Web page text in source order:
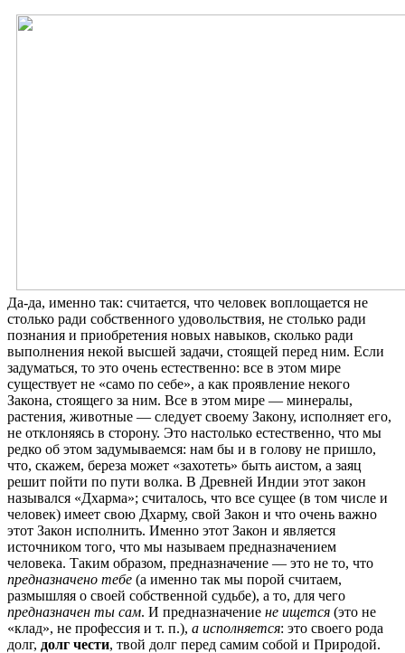
Да-да, именно так: считается, что человек воплощается не
столько ради собственного удовольствия, не столько ради
познания и приобретения новых навыков, сколько ради
выполнения некой высшей задачи, стоящей перед ним. Если
задуматься, то это очень естественно: все в этом мире
существует не «само по себе», а как проявление некого
Закона, стоящего за ним. Все в этом мире — минералы,
растения, животные — следует своему Закону, исполняет его,
не отклоняясь в сторону. Это настолько естественно, что мы
редко об этом задумываемся: нам бы и в голову не пришло,
что, скажем, береза может «захотеть» быть аистом, а заяц
решит пойти по пути волка. В Древней Индии этот закон
назывался «Дхарма»; считалось, что все сущее (в том числе и
человек) имеет свою Дхарму, свой Закон и что очень важно
этот Закон исполнить. Именно этот Закон и является
источником того, что мы называем предназначением
человека. Таким образом, предназначение — это не то, что
предназначено тебе (а именно так мы порой считаем,
размышляя о своей собственной судьбе), а то, для чего
предназначен ты сам. И предназначение не ищется (это не
«клад», не профессия и т. п.), а исполняется: это своего рода
долг, долг чести, твой долг перед самим собой и Природой.